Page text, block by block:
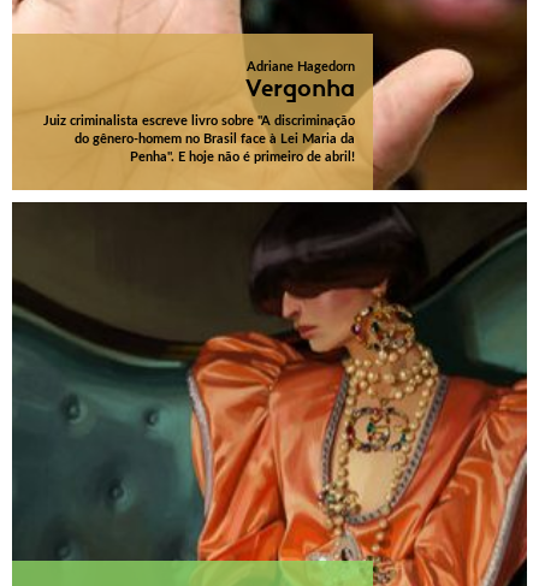
Adriane Hagedorn
Vergonha
Juiz criminalista escreve livro sobre "A discriminação
do gênero-homem no Brasil face à Lei Maria da
Penha". E hoje não é primeiro de abril!